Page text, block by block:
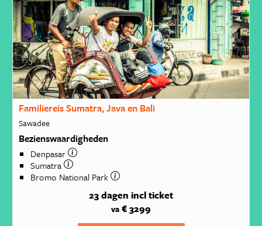
Familiereis Sumatra, Java en Bali
Sawadee
Bezienswaardigheden
Denpasar
Sumatra
Bromo National Park
23 dagen incl ticket
va € 3299